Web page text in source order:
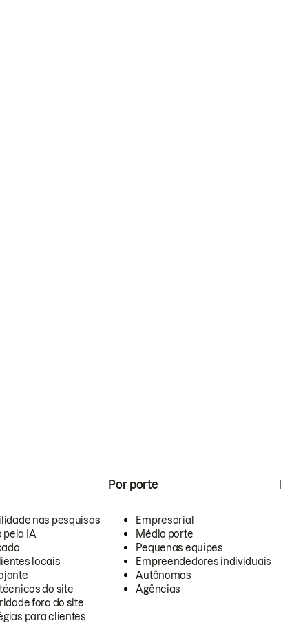
nas pesquisas
pela IA
locais
do site
fora do site
para clientes
Por porte
Empresarial
Médio porte
Pequenas equipes
Empreendedores individuais
Autônomos
Agências